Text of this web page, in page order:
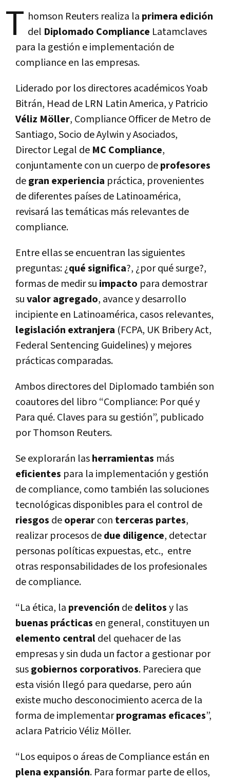
T homson Reuters realiza la primera edición
del Diplomado Compliance Latamclaves
para la gestión e implementación de
compliance en las empresas.
Liderado por los directores académicos Yoab
Bitrán, Head de LRN Latin America, y Patricio
Véliz Möller, Compliance Officer de Metro de
Santiago, Socio de Aylwin y Asociados,
Director Legal de MC Compliance,
conjuntamente con un cuerpo deprofesores
degran experiencia práctica, provenientes
de diferentes países de Latinoamérica,
revisará las temáticas más relevantes de
compliance.
Entre ellas se encuentran las siguientes
preguntas: ¿qué significa?, ¿por qué surge?,
formas de medir su impacto para demostrar
suvalor agregado, avance y desarrollo
incipiente en Latinoamérica, casos relevantes,
legislación extranjera (FCPA, UK Bribery Act,
Federal Sentencing Guidelines) y mejores
prácticas comparadas.
Ambos directores del Diplomado también son
coautores del libro “Compliance: Por qué y
Para qué. Claves para su gestión”, publicado
por Thomson Reuters.
Se explorarán lasherramientas más
eficientes para la implementación y gestión
de compliance, como también las soluciones
tecnológicas disponibles para el control de
riesgos deoperarcon terceras partes,
realizar procesos dedue diligence, detectar
personas políticas expuestas, etc., entre
otras responsabilidades de los profesionales
de compliance.
“La ética, la prevención dedelitosy las
buenas prácticas en general, constituyen un
elemento centraldel quehacer de las
empresas y sin duda un factor a gestionar por
susgobiernos corporativos. Pareciera que
esta visión llegó para quedarse, pero aún
existe mucho desconocimiento acerca de la
forma de implementarprogramas eficaces”,
aclara Patricio Véliz Möller.
“Los equipos o áreas de Compliance están en
plena expansión. Para formar parte de ellos,